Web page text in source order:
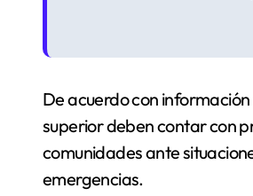
De acuerdo con
superior deben contar con
comunidades ante
emergencias.